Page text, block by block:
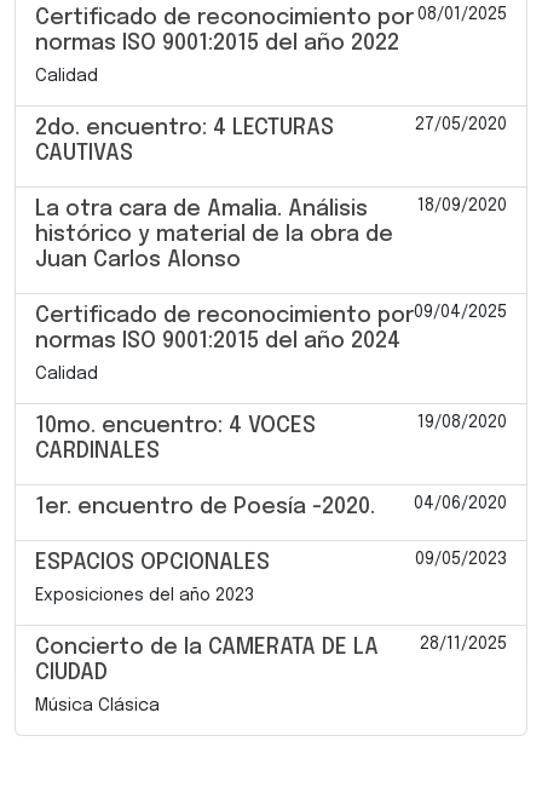
Certificado de reconocimiento por
normas ISO 9001:2015 del año 2022
08/01/2025
Calidad
2do. encuentro: 4 LECTURAS
CAUTIVAS
27/05/2020
La otra cara de Amalia. Análisis
histórico y material de la obra de
Juan Carlos Alonso
18/09/2020
Certificado de reconocimiento por
normas ISO 9001:2015 del año 2024
09/04/2025
Calidad
10mo. encuentro: 4 VOCES
CARDINALES
19/08/2020
1er. encuentro de Poesía -2020. 04/06/2020
ESPACIOS OPCIONALES 09/05/2023
Exposiciones del año 2023
Concierto de la CAMERATA DE LA
CIUDAD
28/11/2025
Música Clásica